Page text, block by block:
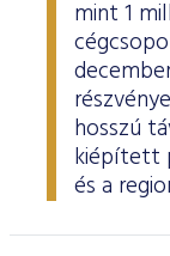
mint 1
hosszú
kiépített
és a